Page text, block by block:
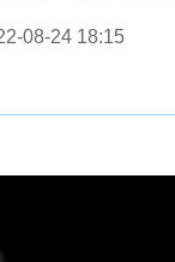
08-24 18:15